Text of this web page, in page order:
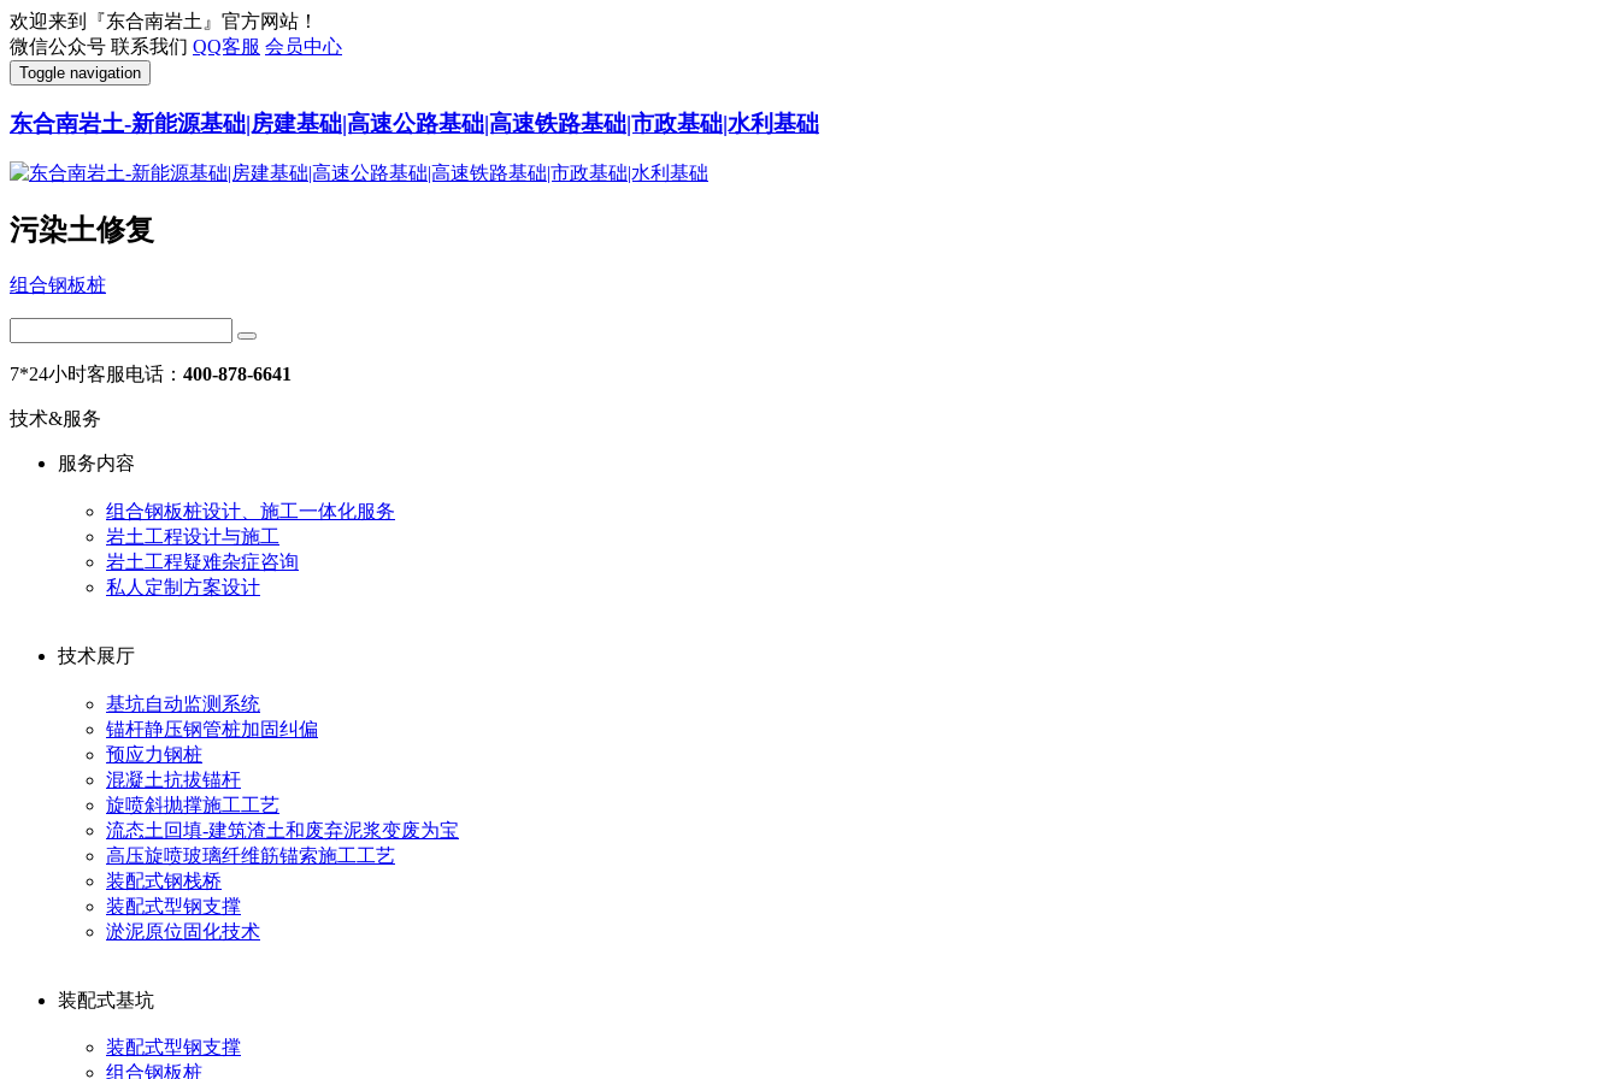
欢迎来到『东合南岩土』官方网站！
微信公众号 联系我们 QQ客服 会员中心
Toggle navigation
东合南岩土-新能源基础|房建基础|高速公路基础|高速铁路基础|市政基础|水利基础
污染土修复
组合钢板桩
7*24小时客服电话： 400-878-6641
技术&服务
服务内容
组合钢板桩设计、施工一体化服务
岩土工程设计与施工
岩土工程疑难杂症咨询
私人定制方案设计
技术展厅
基坑自动监测系统
锚杆静压钢管桩加固纠偏
预应力钢桩
混凝土抗拔锚杆
旋喷斜抛撑施工工艺
流态土回填-建筑渣土和废弃泥浆变废为宝
高压旋喷玻璃纤维筋锚索施工工艺
装配式钢栈桥
装配式型钢支撑
淤泥原位固化技术
装配式基坑
装配式型钢支撑
组合钢板桩